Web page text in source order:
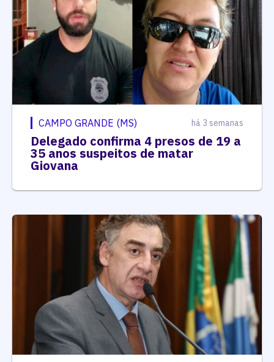
CAMPO GRANDE (MS) há 3 semanas
Delegado confirma 4 presos de 19 a
35 anos suspeitos de matar
Giovana